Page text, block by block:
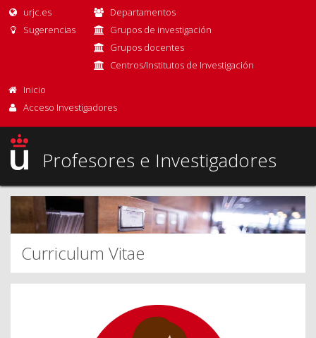
urjc.es
Sugerencias
Departamentos
Grupos de investigación
Grupos docentes
Centros/Institutos de Investigación
Inicio
Acceso Investigadores
Profesores e Investigadores
Curriculum Vitae